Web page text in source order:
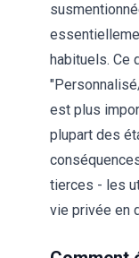
habituels. Ce
est plus
plupart des
tierces - les
vie privée en